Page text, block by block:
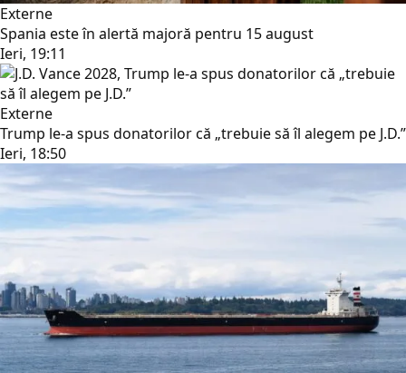
Externe
Spania este în alertă majoră pentru 15 august
Ieri, 19:11
Externe
Trump le-a spus donatorilor că „trebuie să îl alegem pe J.D.”
Ieri, 18:50